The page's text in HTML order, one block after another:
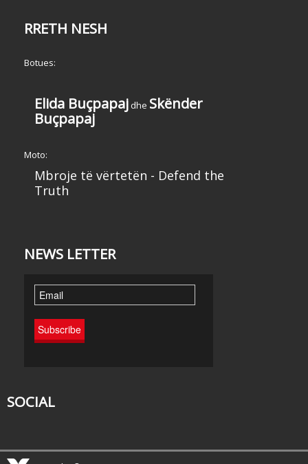
RRETH NESH
Botues:
Elida Buçpapaj dhe Skënder
Buçpapaj
Moto:
Mbroje të vërtetën - Defend the
Truth
NEWS LETTER
SOCIAL